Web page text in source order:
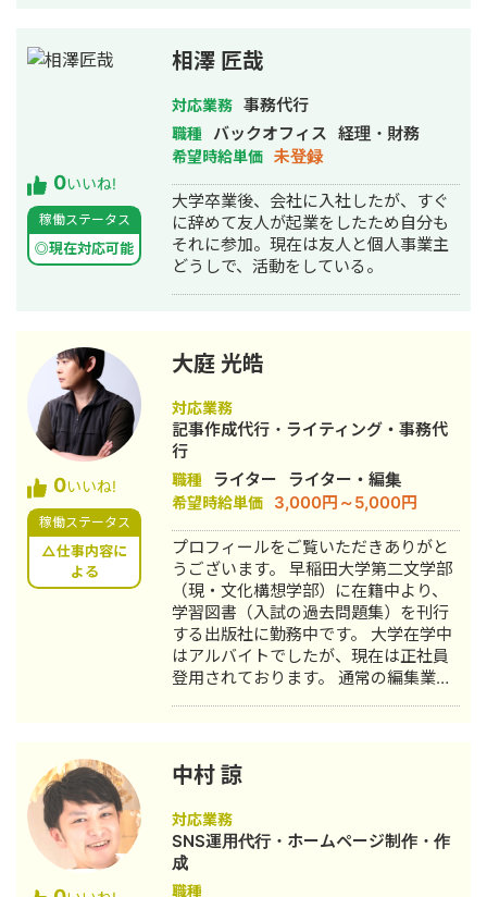
チを実現しています。 現在は15アカウ
ント以上の運営に携わっております。
0いいね!
稼働ステータス
◎現在対応可能
相澤 匠哉
対応業務 事務代行
職種 バックオフィス 経理・財務
希望時給単価 未登録
大学卒業後、会社に入社したが、すぐ
に辞めて友人が起業をしたため自分も
それに参加。現在は友人と個人事業主
どうしで、活動をしている。
0いいね!
稼働ステータス
△仕事内容に
よる
大庭 光皓
対応業務
記事作成代行・ライティング・事務代
行
職種 ライター ライター・編集
希望時給単価 3,000円～5,000円
プロフィールをご覧いただきありがと
うございます。 早稲田大学第二文学部
（現・文化構想学部）に在籍中より、
学習図書（入試の過去問題集）を刊行
する出版社に勤務中です。 大学在学中
はアルバイトでしたが、現在は正社員
登用されております。 通常の編集業務
ワンを維持しています。
中村 諒
対応業務
SNS運用代行・ホームページ制作・作
成
職種